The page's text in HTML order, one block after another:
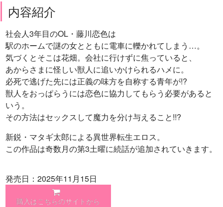
内容紹介
社会人3年目のOL・藤川恋色は
駅のホームで謎の女とともに電車に轢かれてしまう…。
気づくとそこは花畑。会社に行けずに焦っていると、
あからさまに怪しい獣人に追いかけられるハメに。
必死で逃げた先には正義の味方を自称する青年が!?
獣人をおっぱらうには恋色に協力してもらう必要があると
いう。
その方法はセックスして魔力を分け与えること!!?
新鋭・マタギ太郎による異世界転生エロス。
この作品は奇数月の第3土曜に続話が追加されていきます。
発売日：2025年11月15日
購入はこちらのサイトから